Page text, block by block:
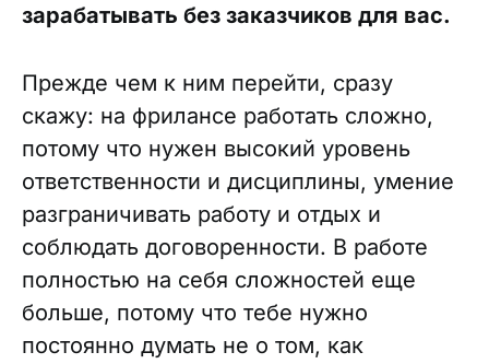
зарабатывать без заказчиков для вас.
Прежде чем к ним перейти, сразу
скажу: на фрилансе работать сложно,
потому что нужен высокий уровень
ответственности и дисциплины, умение
разграничивать работу и отдых и
соблюдать договоренности. В работе
полностью на себя сложностей еще
больше, потому что тебе нужно
постоянно думать не о том, как